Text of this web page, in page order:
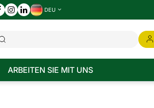
DEU
ARBEITEN SIE MIT UNS